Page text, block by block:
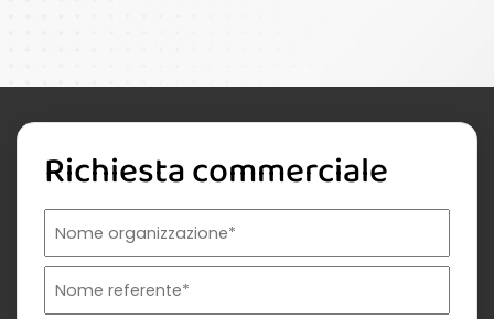
Richiesta commerciale
Nome organizzazione
Nome referente
Cognome referente
Tipologia di organizzazione
Prodotto di interesse
Indirizzo email istituzionale*
Telefono istituzionale
Messaggio